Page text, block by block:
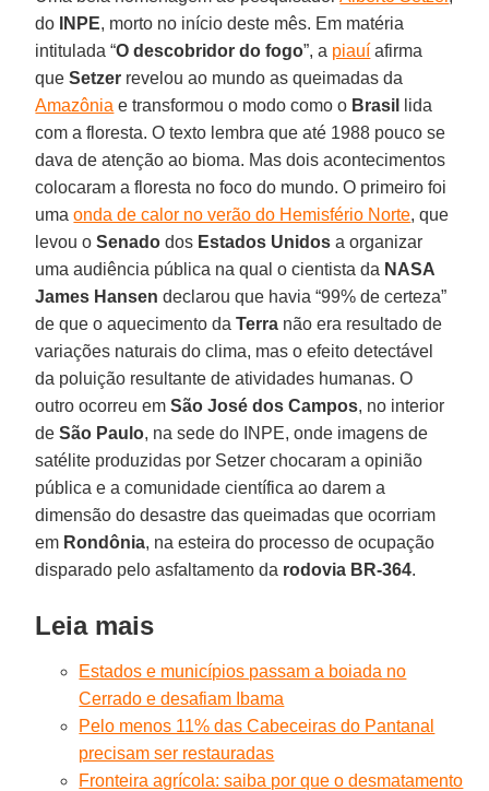
do
INPE, morto no início deste mês. Em matéria
intitulada “O descobridor do fogo”, a piauí afirma
queSetzer revelou ao mundo as queimadas da
Amazônia e transformou o modo como o Brasil
lida
com a floresta. O texto lembra que até 1988 pouco se
dava de atenção ao bioma. Mas dois acontecimentos
colocaram a floresta no foco do mundo. O primeiro foi
umaonda de calor no verão do Hemisfério Norte, que
levou oSenado dos Estados Unidos a organizar
uma audiência pública na qual o cientista da NASA
James Hansen declarou que havia “99% de certeza”
de que o aquecimento daTerra não era resultado de
variações naturais do clima, mas o efeito detectável
da poluição resultante de atividades humanas. O
outro ocorreu emSão José dos Campos, no interior
deSão Paulo, na sede do INPE, onde imagens de
satélite produzidas por Setzer chocaram a opinião
pública e a comunidade científica ao darem a
dimensão do desastre das queimadas que ocorriam
em Rondônia, na esteira do processo de ocupação
disparado pelo asfaltamento da rodovia BR-364.
Leia mais
Estados e municípios passam a boiada no
Cerrado e desafiam Ibama
Pelo menos 11% das Cabeceiras do Pantanal
precisam ser restauradas
Fronteira agrícola: saiba por que o desmatamento